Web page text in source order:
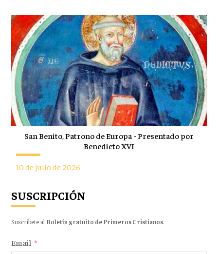
San Benito, Patrono de Europa - Presentado por
Benedicto XVI
10 de julio de 2026
SUSCRIPCIÓN
Suscríbete al Boletín gratuito de Primeros Cristianos.
Email